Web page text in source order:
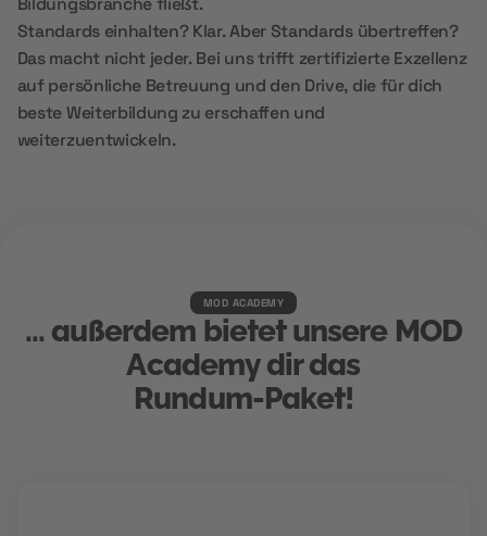
Standards einhalten? Klar. Aber Standards übertreffen?
Das macht nicht jeder. Bei uns trifft zertifizierte Exzellenz
auf persönliche Betreuung und den Drive, die für dich
beste Weiterbildung zu erschaffen und
weiterzuentwickeln.
MOD ACADEMY
... außerdem bietet unsere MOD
Academy dir das
Rundum-Paket!